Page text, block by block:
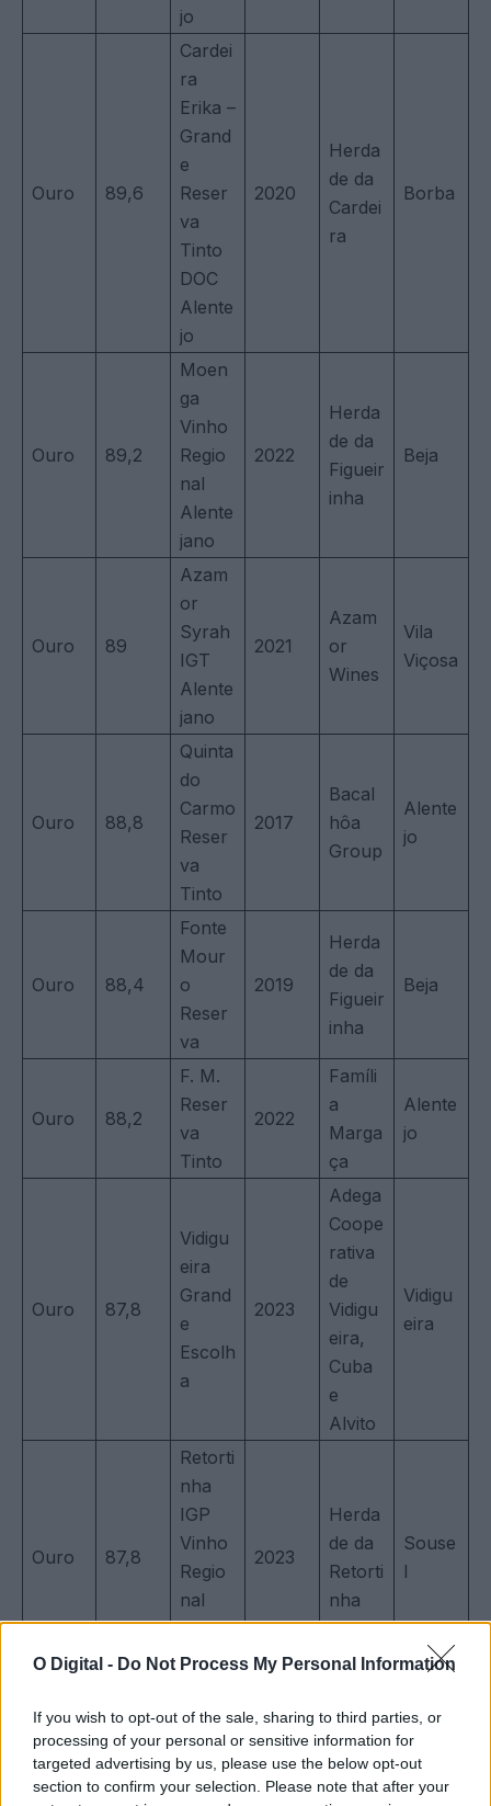
O Digital - Do Not Process My Personal Information
If you wish to opt-out of the sale, sharing to third parties, or
processing of your personal or sensitive information for
targeted advertising by us, please use the below opt-out
section to confirm your selection. Please note that after your
jo
Ouro 89,6
Cardei
ra
Erika –
Grand
e
Reser
va
Tinto
DOC
Alente
jo
2020
Herda
de da
Cardei
ra
Borba
Ouro 89,2
Moen
ga
Vinho
Regio
nal
Alente
jano
2022
Herda
de da
Figueir
inha
Beja
Ouro 89
Azam
or
Syrah
IGT
Alente
jano
2021
Azam
or
Wines
Vila
Viçosa
Ouro 88,8
Quinta
do
Carmo
Reser
va
Tinto
2017
Bacal
hôa
Group
Alente
jo
Ouro 88,4
Fonte
Mour
o
Reser
va
2019
Herda
de da
Figueir
inha
Beja
Ouro 88,2
F. M.
Reser
va
Tinto
2022
Famíli
a
Marga
ça
Alente
jo
Ouro 87,8
Vidigu
eira
Grand
e
Escolh
a
2023
Adega
Coope
rativa
de
Vidigu
eira,
Cuba
e
Alvito
Vidigu
eira
Ouro 87,8
Retorti
nha
IGP
Vinho
Regio
nal
Alente
jano
2023
Herda
de da
Retorti
nha
Souse
l
Tags CONCURSO DISTINÇÕES PRÉMIO PRÉMIOS
VINHO
VINHOS
VINHOS DO ALENTEJO WINE